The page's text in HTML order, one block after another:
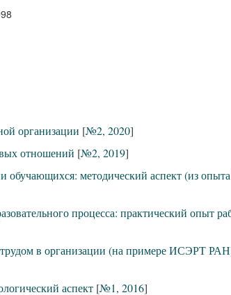
организации [№2, 2020]
отношений [№2, 2019]
обучающихся: методический аспект (из
процесса: практический опыт
трудом в организации (на примере ИСЭРТ
аспект [№1, 2016]